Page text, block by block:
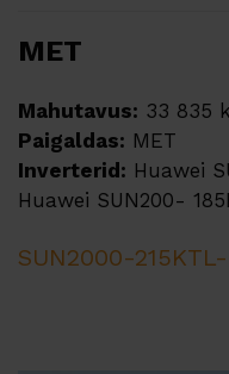
MET
Mahutavus: 33 835
Paigaldas: MET
Inverterid: Huawei
Huawei SUN200-
SUN2000-